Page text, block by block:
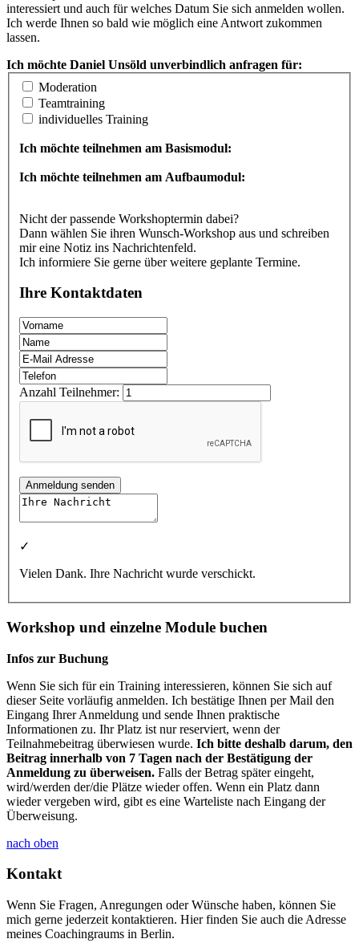
interessiert und auch für welches Datum Sie sich anmelden wollen.
Ich werde Ihnen so bald wie möglich eine Antwort zukommen
lassen.
Ich möchte Daniel Unsöld unverbindlich anfragen für:
Moderation
Teamtraining
individuelles Training
Ich möchte teilnehmen am Basismodul:
Ich möchte teilnehmen am Aufbaumodul:
Nicht der passende Workshoptermin dabei?
Dann wählen Sie ihren Wunsch-Workshop aus und schreiben
mir eine Notiz ins Nachrichtenfeld.
Ich informiere Sie gerne über weitere geplante Termine.
Ihre Kontaktdaten
Anzahl Teilnehmer:
Anmeldung senden
✓
Vielen Dank. Ihre Nachricht wurde verschickt.
Workshop und einzelne Module buchen
Infos zur Buchung
Wenn Sie sich für ein Training interessieren, können Sie sich auf
dieser Seite vorläufig anmelden. Ich bestätige Ihnen per Mail den
Eingang Ihrer Anmeldung und sende Ihnen praktische
Informationen zu. Ihr Platz ist nur reserviert, wenn der
Teilnahmebeitrag überwiesen wurde. Ich bitte deshalb darum, den
Beitrag innerhalb von 7 Tagen nach der Bestätigung der
Anmeldung zu überweisen. Falls der Betrag später eingeht,
wird/werden der/die Plätze wieder offen. Wenn ein Platz dann
wieder vergeben wird, gibt es eine Warteliste nach Eingang der
Überweisung.
nach oben
Kontakt
Wenn Sie Fragen, Anregungen oder Wünsche haben, können Sie
mich gerne jederzeit kontaktieren. Hier finden Sie auch die Adresse
meines Coachingraums in Berlin.